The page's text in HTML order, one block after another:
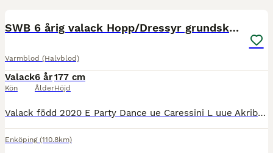
SWB 6 årig valack Hopp/Dressyr grundskolad
Varmblod (Halvblod)
Valack
Kön
6 år
Ålder
177 cm
Höjd
Valack född 2020 E Party Dance ue Caressini L uue Akribori (Acord II) Roxy är högrest, självbärig med egen motor och fin gång. Han är välutbildad, kan de grundläggande skolorna. Hoppar med ett väl a
Enköping (110.8km)